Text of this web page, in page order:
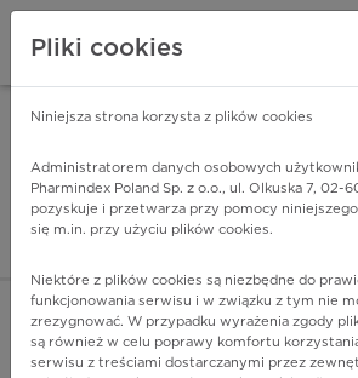
Pharmindex -
ZALOGUJ SIĘ
Pliki cookies
Niniejsza strona korzysta z plików cookies
Administratorem danych osobowych
Pharmindex Poland Sp. z o.o., ul. Olkuska 7, 02-
pozyskuje i przetwarza przy pomocy
się m.in. przy użyciu plików cookies.
Niektóre z plików cookies są niezbędne do
funkcjonowania serwisu i w związku z tym nie
zrezygnować. W przypadku wyrażenia zgody
są również w celu poprawy komfortu
serwisu z treściami dostarczanymi przez
ZA DARMO - w Google Play